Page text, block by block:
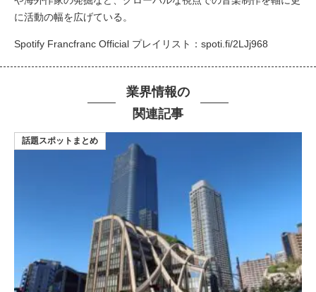
に活動の幅を広げている。
Spotify Francfranc Official プレイリスト： spoti.fi/2LJj968
業界情報の
関連記事
話題スポットまとめ